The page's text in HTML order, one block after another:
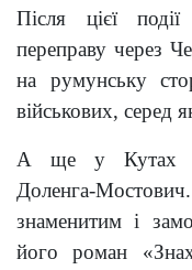
Після цієї
переправу через
на румунську
військових, серед
А ще у Кутах
Доленга-
знаменитим і
його роман